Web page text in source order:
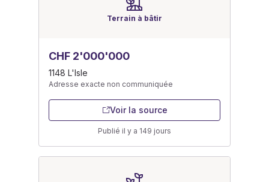
Terrain à bâtir
CHF 2'000'000
1148 L'Isle
Adresse exacte non communiquée
Voir la source
Publié il y a 149 jours